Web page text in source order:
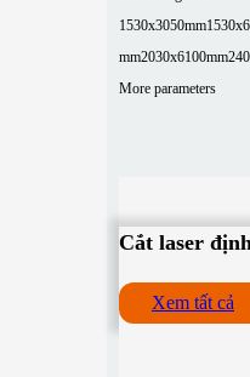
1530x3050mm
mm2030x6100mm
More parameters
Cắt laser
Xem tất cả